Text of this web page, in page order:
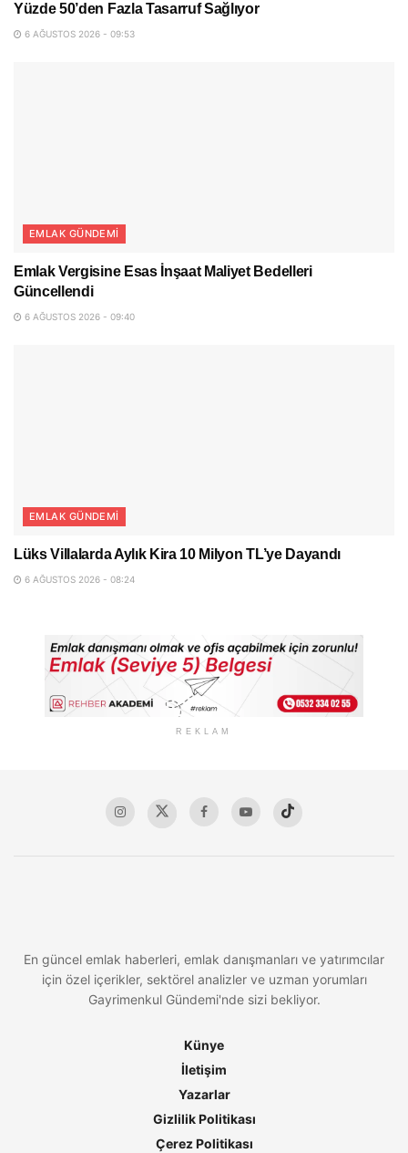
Yüzde 50’den Fazla Tasarruf Sağlıyor
6 AĞUSTOS 2026 - 09:53
EMLAK GÜNDEMI
Emlak Vergisine Esas İnşaat Maliyet Bedelleri
Güncellendi
6 AĞUSTOS 2026 - 09:40
EMLAK GÜNDEMI
Lüks Villalarda Aylık Kira 10 Milyon TL’ye Dayandı
6 AĞUSTOS 2026 - 08:24
REKLAM
En güncel emlak haberleri, emlak danışmanları ve yatırımcılar
için özel içerikler, sektörel analizler ve uzman yorumları
Gayrimenkul Gündemi'nde sizi bekliyor.
Künye
İletişim
Yazarlar
Gizlilik Politikası
Çerez Politikası